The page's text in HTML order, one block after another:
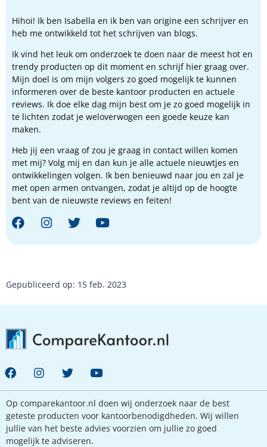
Hihoi! Ik ben Isabella en ik ben van origine een schrijver en
heb me ontwikkeld tot het schrijven van blogs.
Ik vind het leuk om onderzoek te doen naar de meest hot en
trendy producten op dit moment en schrijf hier graag over.
Mijn doel is om mijn volgers zo goed mogelijk te kunnen
informeren over de beste kantoor producten en actuele
reviews. Ik doe elke dag mijn best om je zo goed mogelijk in
te lichten zodat je weloverwogen een goede keuze kan
maken.
Heb jij een vraag of zou je graag in contact willen komen
met mij? Volg mij en dan kun je alle actuele nieuwtjes en
ontwikkelingen volgen. Ik ben benieuwd naar jou en zal je
met open armen ontvangen, zodat je altijd op de hoogte
bent van de nieuwste reviews en feiten!
Gepubliceerd op: 15 feb. 2023
Op comparekantoor.nl doen wij onderzoek naar de best
geteste producten voor kantoorbenodigdheden. Wij willen
jullie van het beste advies voorzien om jullie zo goed
mogelijk te adviseren.